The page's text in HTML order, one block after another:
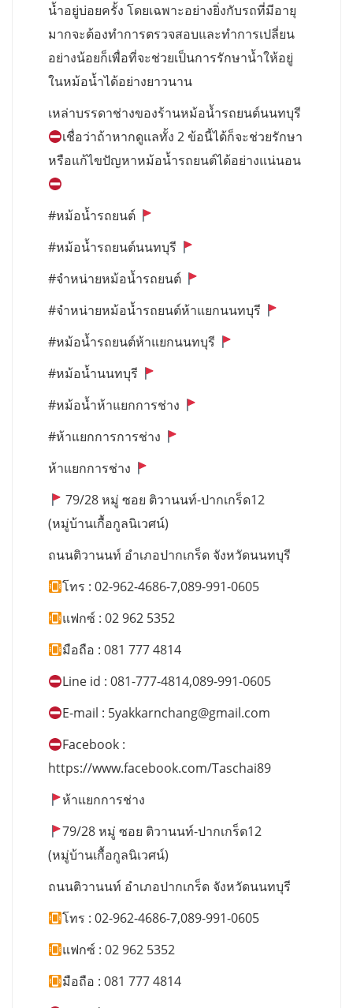
น้ำอยู่บ่อยครั้ง โดยเฉพาะอย่างยิ่งกับรถที่มีอายุ
มากจะต้องทำการตรวจสอบและทำการเปลี่ยน
อย่างน้อยก็เพื่อที่จะช่วยเป็นการรักษาน้ำให้อยู่
ในหม้อน้ำได้อย่างยาวนาน
เหล่าบรรดาช่างของร้านหม้อน้ำรถยนต์นนทบุรี
เชื่อว่าถ้าหากดูแลทั้ง 2 ข้อนี้ได้ก็จะช่วยรักษา
หรือแก้ไขปัญหาหม้อน้ำรถยนต์ได้อย่างแน่นอน
#หม้อน้ำรถยนต์
#หม้อน้ำรถยนต์นนทบุรี
#จำหน่ายหม้อน้ำรถยนต์
#จำหน่ายหม้อน้ำรถยนต์ห้าแยกนนทบุรี
#หม้อน้ำรถยนต์ห้าแยกนนทบุรี
#หม้อน้ำนนทบุรี
#หม้อน้ำห้าแยกการช่าง
#ห้าแยกการการช่าง
ห้าแยกการช่าง
79/28 หมู่ ซอย ติวานนท์-ปากเกร็ด12
(หมู่บ้านเกื้อกูลนิเวศน์)
ถนนติวานนท์ อำเภอปากเกร็ด จังหวัดนนทบุรี
โทร : 02-962-4686-7,089-991-0605
แฟกซ์ : 02 962 5352
มือถือ : 081 777 4814
Line id : 081-777-4814,089-991-0605
E-mail : 5yakkarnchang@gmail.com
Facebook :
https://www.facebook.com/Taschai89
ห้าแยกการช่าง
79/28 หมู่ ซอย ติวานนท์-ปากเกร็ด12
(หมู่บ้านเกื้อกูลนิเวศน์)
ถนนติวานนท์ อำเภอปากเกร็ด จังหวัดนนทบุรี
โทร : 02-962-4686-7,089-991-0605
แฟกซ์ : 02 962 5352
มือถือ : 081 777 4814